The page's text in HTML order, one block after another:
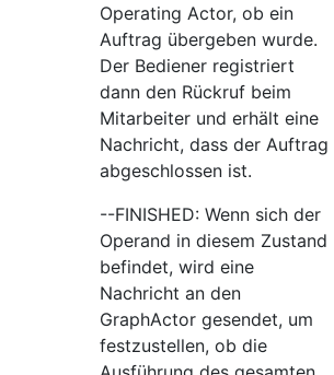
Operating Actor, ob ein
Auftrag übergeben wurde.
Der Bediener registriert
dann den Rückruf beim
Mitarbeiter und erhält eine
Nachricht, dass der Auftrag
abgeschlossen ist.
--FINISHED: Wenn sich der
Operand in diesem Zustand
befindet, wird eine
Nachricht an den
GraphActor gesendet, um
festzustellen, ob die